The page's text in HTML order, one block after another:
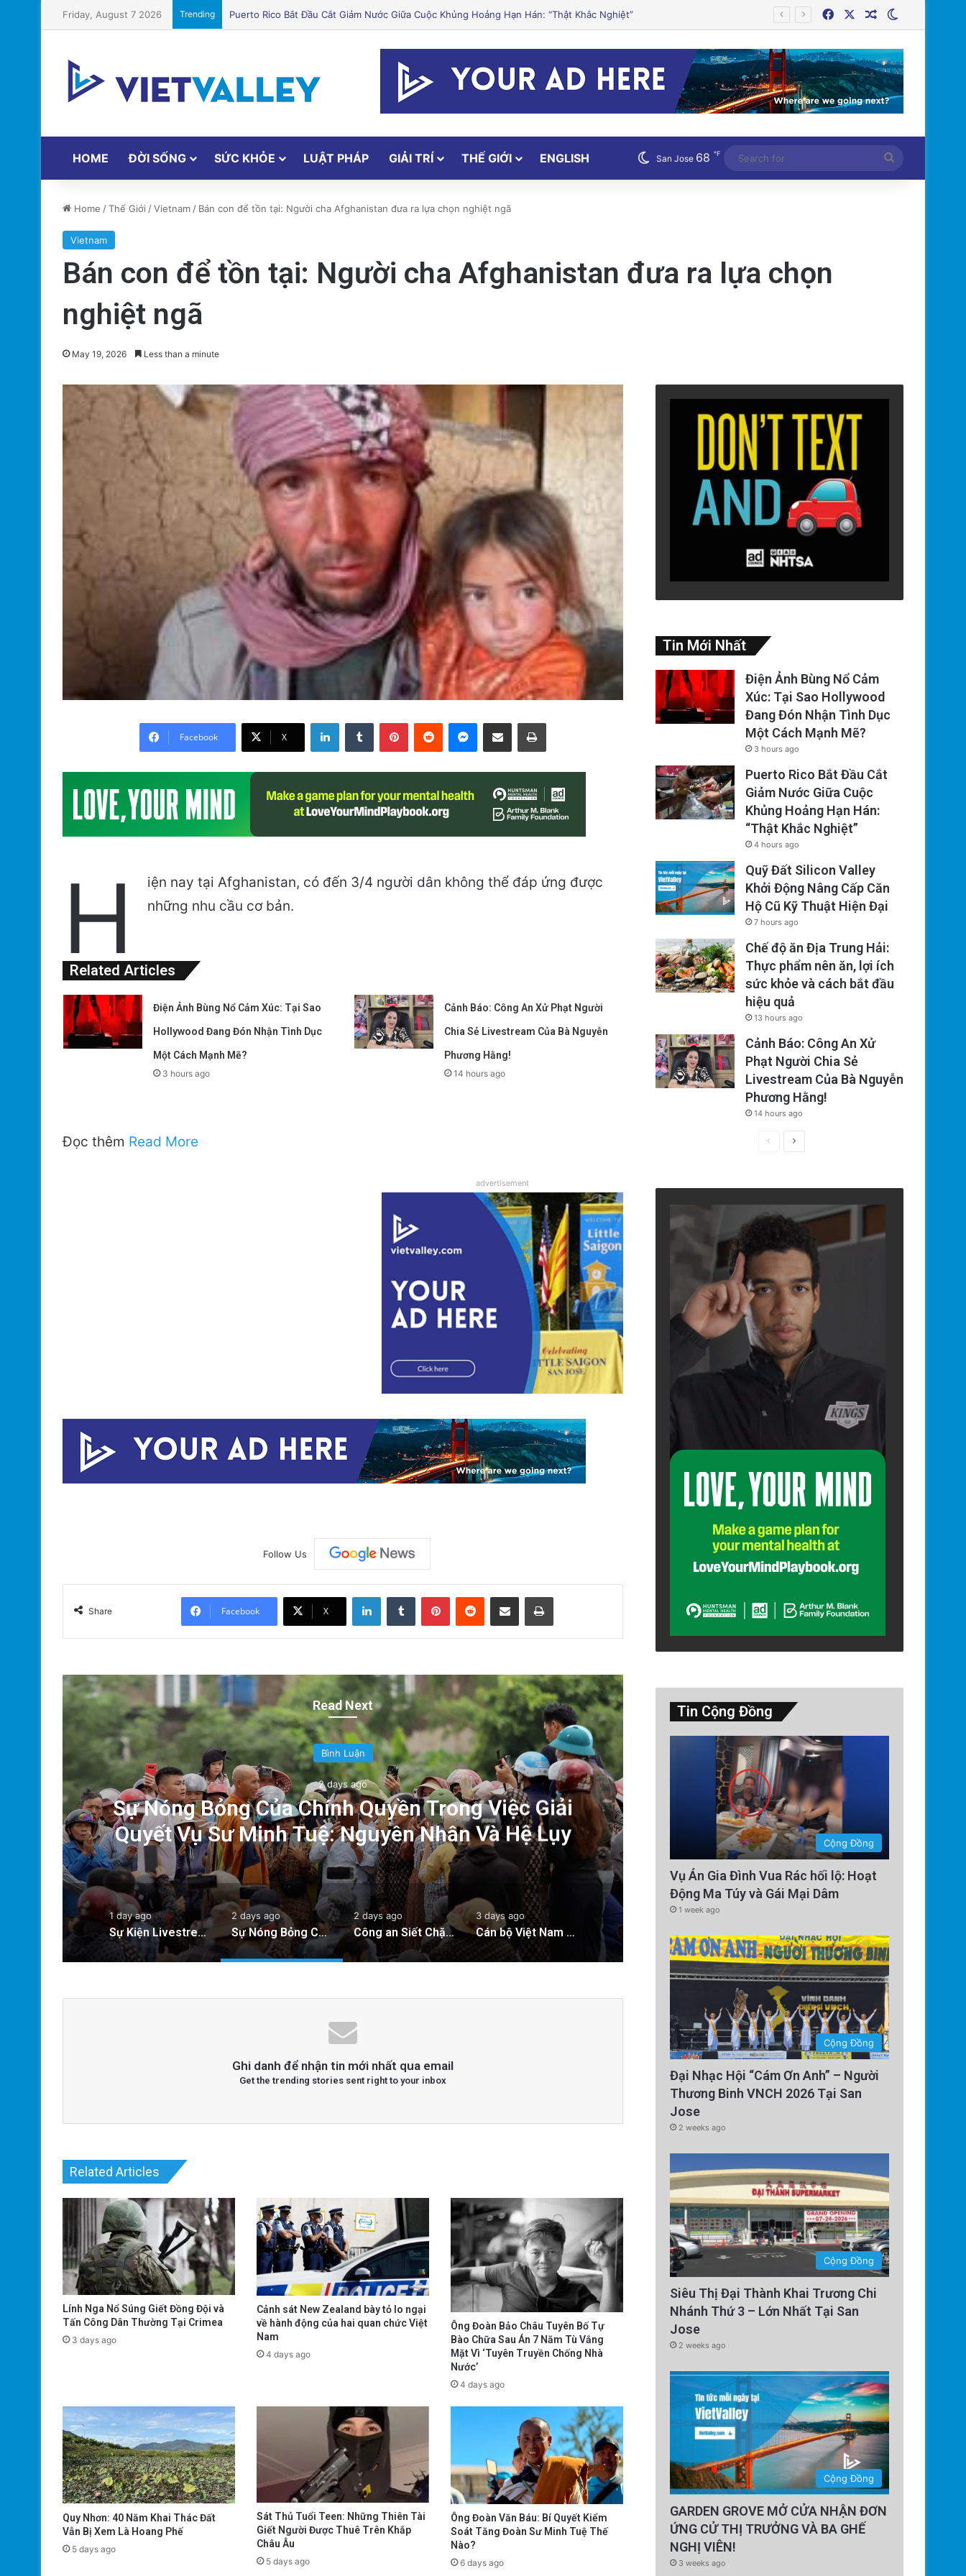
Friday, August 7 2026 Trending Quỹ Đất Silicon Valley Khởi Động Nâng Cấp Căn Hộ Cũ Kỹ Thuật Hiện Đại FacebookRandom Article
HOME ĐỜI SỐNG SỨC KHỎE LUẬT PHÁP GIẢI TRÍ THẾ GIỚI ENGLISH San Jose 68 ℉
for
Home /Thế Giới /Vietnam/ Bán con để tồn tại: Người cha Afghanistan đưa ra lựa chọn nghiệt ngã
Vietnam
Bán con để tồn tại: Người cha Afghanistan đưa ra lựa chọn
nghiệt ngã
May 19, 2026 Less than a minute
Facebook X
LinkedInTumblr PinterestReddit Messenger
Share via Email Print
H
iện nay tại Afghanistan, có đến 3/4 người dân không thể đáp ứng được
những nhu cầu cơ bản.
Related Articles
Điện Ảnh Bùng Nổ Cảm Xúc: Tại Sao
Hollywood Đang Đón Nhận Tình Dục
Một Cách Mạnh Mẽ?
3 hours ago
Cảnh Báo: Công An Xử Phạt Người
Chia Sẻ Livestream Của Bà Nguyễn
Phương Hằng!
14 hours ago
Đọc thêm Read More
advertisement
Follow Us
Share Facebook X
LinkedInTumblr PinterestReddit Share via Email Print
Read Next
Bình Luận
2 days ago
Sự Nóng Bỏng Của Chính Quyền Trong Việc Giải
Quyết Vụ Sư Minh Tuệ: Nguyên Nhân Và Hệ Lụy
Công an Siết Chặt Quản Lý
Hội: Nhận Diện ‘Phản
Đảng Cộng Sản
1 day ago
Sự Kiện Livestream Gây Chấn Động: 3 Triệu Người Theo Dõi Nguyễn Phương Hằng Tại Việt Nam!
2 days ago
Sự Nóng Bỏng Của Chính Quyền Trong Việc Giải Quyết Vụ Sư Minh Tuệ: Nguyên Nhân Và Hệ Lụy
2 days ago
Công an Siết Chặt Quản Lý Người Dùng Mạng Xã Hội: Nhận Diện ‘Phản Động’ Theo Quan Điểm Đảng Cộng Sản Việt Nam
3 days ago
Cán bộ Việt Nam bị tố cáo tấn công tình dục hai nữ phục vụ tại New Zealand trước chuyến thăm của Thủ tướng Chính
Ghi danh để nhận tin mới nhất qua email
Get the trending stories sent right to your inbox
Related Articles
Lính Nga Nổ Súng Giết Đồng Đội và
Tấn Công Dân Thường Tại Crimea
3 days ago
Cảnh sát New Zealand bày tỏ lo ngại
về hành động của hai quan chức Việt
Nam
4 days ago
Ông Đoàn Bảo Châu Tuyên Bố Tự
Bào Chữa Sau Án 7 Năm Tù Vắng
Mặt Vì ‘Tuyên Truyền Chống Nhà
Nước’
4 days ago
Quy Nhơn: 40 Năm Khai Thác Đất
Vẫn Bị Xem Là Hoang Phế
5 days ago
Sát Thủ Tuổi Teen: Những Thiên Tài
Giết Người Được Thuê Trên Khắp
Châu Âu
5 days ago
Ông Đoàn Văn Báu: Bí Quyết Kiểm
Soát Tăng Đoàn Sư Minh Tuệ Thế
Nào?
6 days ago
Tin Mới Nhất
Điện Ảnh Bùng Nổ Cảm
Xúc: Tại Sao Hollywood
Đang Đón Nhận Tình Dục
Một Cách Mạnh Mẽ?
3 hours ago
Puerto Rico Bắt Đầu Cắt
Giảm Nước Giữa Cuộc
Khủng Hoảng Hạn Hán:
“Thật Khắc Nghiệt”
4 hours ago
Quỹ Đất Silicon Valley
Khởi Động Nâng Cấp Căn
Hộ Cũ Kỹ Thuật Hiện Đại
7 hours ago
Chế độ ăn Địa Trung Hải:
Thực phẩm nên ăn, lợi ích
sức khỏe và cách bắt đầu
hiệu quả
13 hours ago
Cảnh Báo: Công An Xử
Phạt Người Chia Sẻ
Livestream Của Bà Nguyễn
Phương Hằng!
14 hours ago
PreviousNext
Tin Cộng Đồng
Cộng Đồng
Vụ Án Gia Đình Vua Rác hối lộ: Hoạt
Động Ma Túy và Gái Mại Dâm
1 week ago
Cộng Đồng
Đại Nhạc Hội “Cám Ơn Anh” – Người
Thương Binh VNCH 2026 Tại San
Jose
2 weeks ago
Cộng Đồng
Siêu Thị Đại Thành Khai Trương Chi
Nhánh Thứ 3 – Lớn Nhất Tại San
Jose
2 weeks ago
Cộng Đồng
GARDEN GROVE MỞ CỬA NHẬN ĐƠN
ỨNG CỬ THỊ TRƯỞNG VÀ BA GHẾ
NGHỊ VIÊN!
3 weeks ago